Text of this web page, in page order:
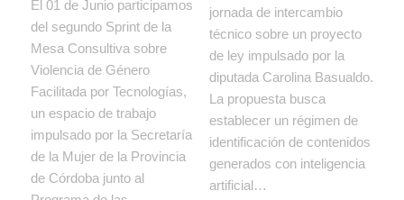
El 01 de Junio participamos
del segundo Sprint de la
Mesa Consultiva sobre
Violencia de Género
Facilitada por Tecnologías,
un espacio de trabajo
impulsado por la Secretaría
de la Mujer de la Provincia
de Córdoba junto al
jornada de intercambio
técnico sobre un proyecto
de ley impulsado por la
diputada Carolina Basualdo.
La propuesta busca
establecer un régimen de
identificación de contenidos
generados con inteligencia
artificial…